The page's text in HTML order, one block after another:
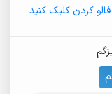
کردن کلیک کنید